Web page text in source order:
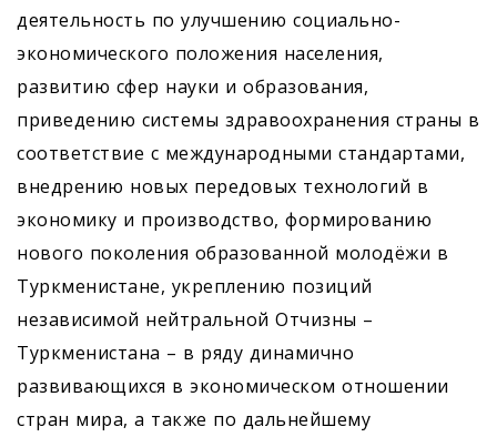
деятельность по улучшению социально-
экономического положения населения,
развитию сфер науки и образования,
приведению системы здравоохранения страны в
соответствие с международными стандартами,
внедрению новых передовых технологий в
экономику и производство, формированию
нового поколения образованной молодёжи в
Туркменистане, укреплению позиций
независимой нейтральной Отчизны –
Туркменистана – в ряду динамично
развивающихся в экономическом отношении
стран мира, а также по дальнейшему